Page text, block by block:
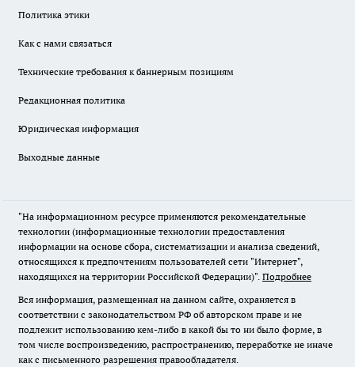
Политика этики
Как с нами связаться
Технические требования к баннерным позициям
Редакционная политика
Юридическая информация
Выходные данные
"На информационном ресурсе применяются рекомендательные
технологии (информационные технологии предоставления
информации на основе сбора, систематизации и анализа сведений,
относящихся к предпочтениям пользователей сети "Интернет",
находящихся на территории Российской Федерации)". Подробнее
Вся информация, размещенная на данном сайте, охраняется в
соответствии с законодательством РФ об авторском праве и не
подлежит использованию кем-либо в какой бы то ни было форме, в
том числе воспроизведению, распространению, переработке не иначе
как с письменного разрешения правообладателя.